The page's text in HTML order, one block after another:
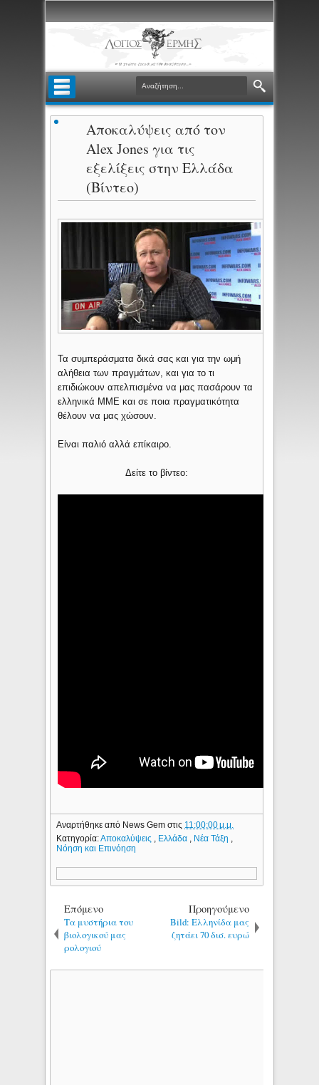
Αποκαλύψεις από τον
Alex Jones για τις
εξελίξεις στην Ελλάδα
(Βίντεο)
Τα συμπεράσματα δικά σας και για την ωμή
αλήθεια των πραγμάτων, και για το τι
επιδιώκουν απελπισμένα να μας πασάρουν τα
ελληνικά ΜΜΕ και σε ποια πραγματικότητα
θέλουν να μας χώσουν.
Είναι παλιό αλλά επίκαιρο.
Δείτε το βίντεο:
Αναρτήθηκε από News Gemστις 11:00:00 μ.μ.
Κατηγορία:Αποκαλύψεις , Ελλάδα , Νέα Τάξη ,
Νόηση και Επινόηση
Επόμενο
Τα μυστήρια του
βιολογικού μας
ρολογιού
Προηγούμενο
Bild: Ελληνίδα μας
ζητάει 70 δισ. ευρώ